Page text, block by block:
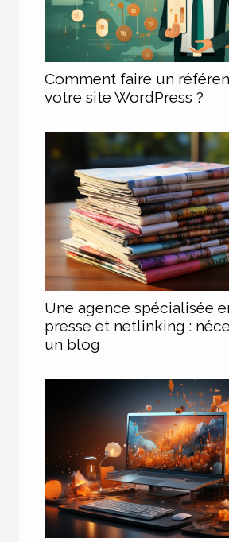
Comment faire un
votre site WordPress ?
Une agence spécialisée
presse et netlinking :
un blog